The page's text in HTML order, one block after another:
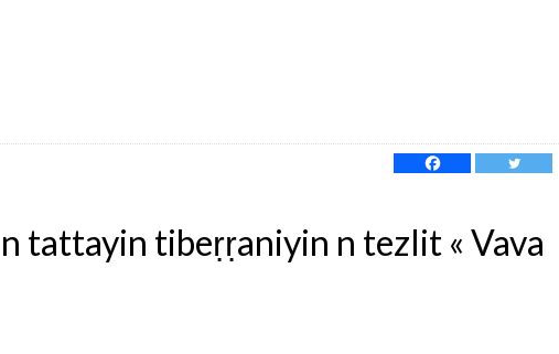
tattayin tibeṛṛaniyin n tezlit « Vava